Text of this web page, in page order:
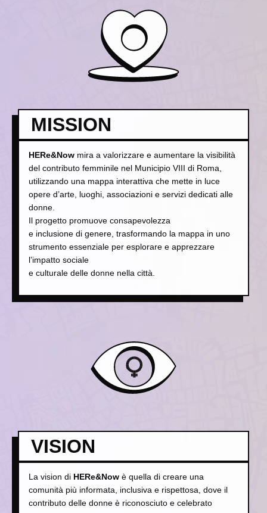
MISSION
HERe&Now mira a valorizzare e aumentare la visibilità
del contributo femminile nel Municipio VIII di Roma,
utilizzando una mappa interattiva che mette in luce
opere d’arte, luoghi, associazioni e servizi dedicati alle
donne.
Il progetto promuove consapevolezza
e inclusione di genere, trasformando la mappa in uno
strumento essenziale per esplorare e apprezzare
l’impatto sociale
e culturale delle donne nella città.
VISION
La vision di HERe&Now è quella di creare una
comunità più informata, inclusiva e rispettosa, dove il
contributo delle donne è riconosciuto e celebrato